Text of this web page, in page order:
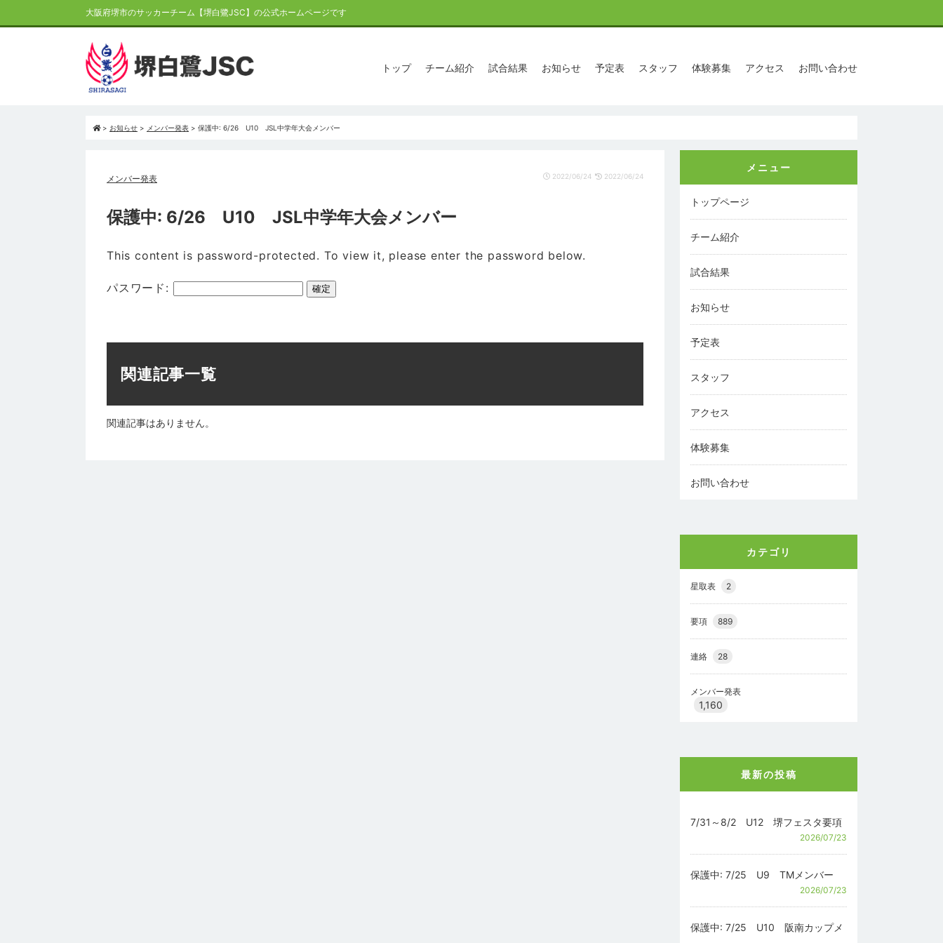
大阪府堺市のサッカーチーム【堺白鷺JSC】の公式ホームページです
トップ チーム紹介 試合結果 お知らせ 予定表 スタッフ 体験募集 アクセス お問い合わせ
> お知らせ > メンバー発表 > 保護中: 6/26 U10 JSL中学年大会メンバー
メンバー発表 2022/06/24 2022/06/24
保護中: 6/26 U10 JSL中学年大会メンバー
This content is password-protected. To view it, please enter the password below.
パスワード:
関連記事一覧
関連記事はありません。
メニュー
トップページ
チーム紹介
試合結果
お知らせ
予定表
スタッフ
アクセス
体験募集
お問い合わせ
カテゴリ
星取表 2
要項 889
連絡 28
メンバー発表
1,160
最新の投稿
7/31～8/2 U12 堺フェスタ要項
2026/07/23
保護中: 7/25 U9 TMメンバー
2026/07/23
保護中: 7/25 U10 阪南カップメ